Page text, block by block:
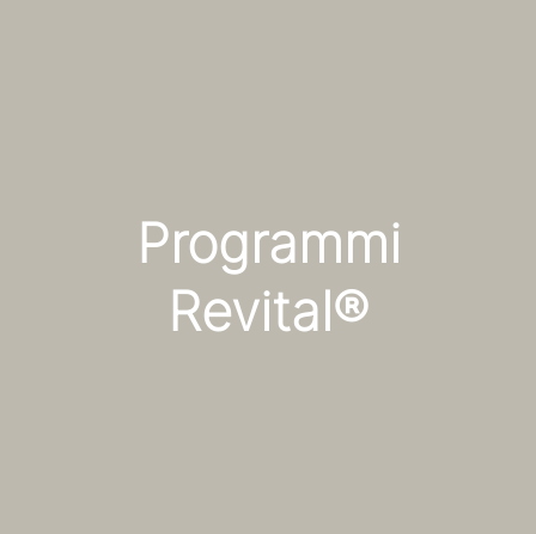
Programmi
Revital®